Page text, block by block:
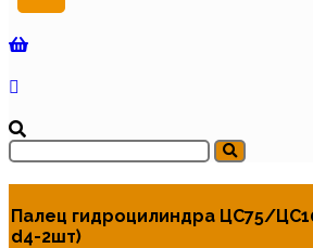
Палец гидроцилиндра ЦС75/
d4-2шт)